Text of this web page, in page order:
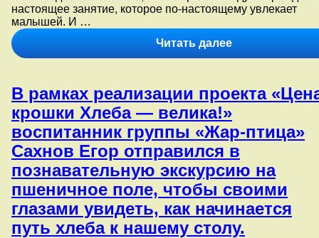
настоящее занятие, которое по-настоящему увлекает
малышей. И …
Читать далееГруппа
методическую
разработку
«Игровая
геометрия».
В рамках реализации проекта
крошки Хлеба — велика!»
воспитанник группы «Жар-птица»
Сахнов Егор отправился в
познавательную экскурсию на
пшеничное поле, чтобы своими
глазами увидеть, как начинается
путь хлеба к нашему столу.